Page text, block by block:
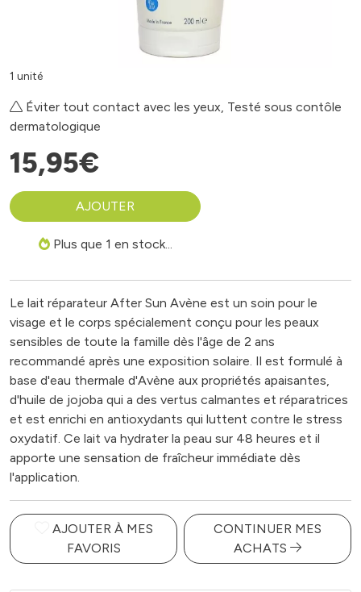
1 unité
Éviter tout contact avec les yeux, Testé sous contôle
dermatologique
15,95€
AJOUTER
Plus que 1 en stock...
Le lait réparateur After Sun Avène est un soin pour le
visage et le corps spécialement conçu pour les peaux
sensibles de toute la famille dès l'âge de 2 ans
recommandé après une exposition solaire. Il est formulé à
base d'eau thermale d'Avène aux propriétés apaisantes,
d'huile de jojoba qui a des vertus calmantes et réparatrices
et est enrichi en antioxydants qui luttent contre le stress
oxydatif. Ce lait va hydrater la peau sur 48 heures et il
apporte une sensation de fraîcheur immédiate dès
l'application.
AJOUTER À MES
FAVORIS
CONTINUER MES
ACHATS